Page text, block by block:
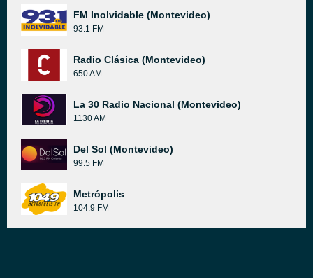
FM Inolvidable (Montevideo)
93.1 FM
Radio Clásica (Montevideo)
650 AM
La 30 Radio Nacional (Montevideo)
1130 AM
Del Sol (Montevideo)
99.5 FM
Metrópolis
104.9 FM